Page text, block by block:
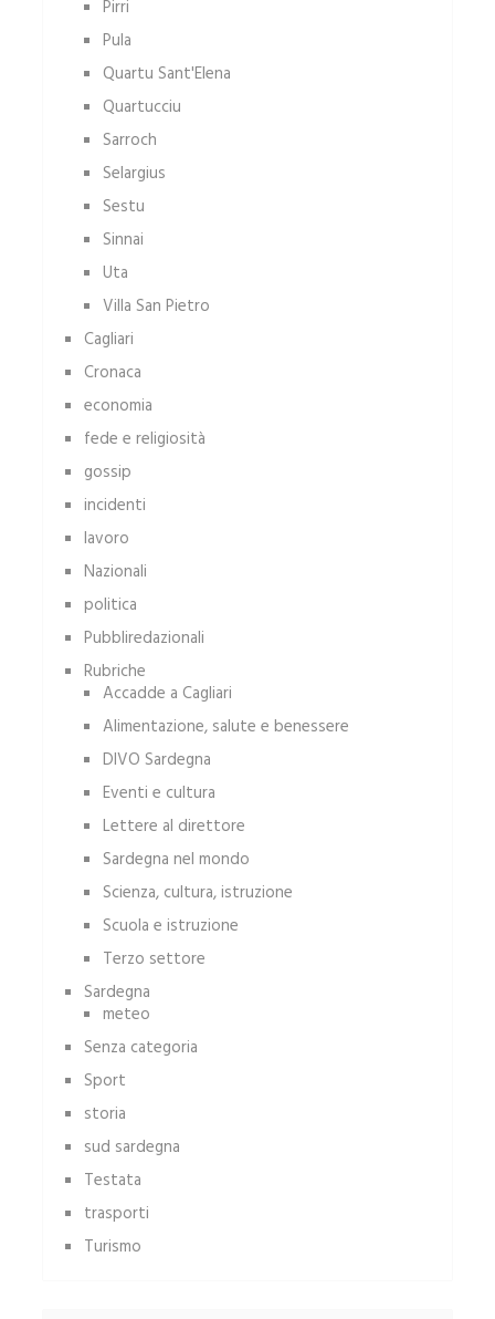
Pirri
Pula
Quartu Sant'Elena
Quartucciu
Sarroch
Selargius
Sestu
Sinnai
Uta
Villa San Pietro
Cagliari
Cronaca
economia
fede e religiosità
gossip
incidenti
lavoro
Nazionali
politica
Pubbliredazionali
Rubriche
Accadde a Cagliari
Alimentazione, salute e benessere
DIVO Sardegna
Eventi e cultura
Lettere al direttore
Sardegna nel mondo
Scienza, cultura, istruzione
Scuola e istruzione
Terzo settore
Sardegna
meteo
Senza categoria
Sport
storia
sud sardegna
Testata
trasporti
Turismo